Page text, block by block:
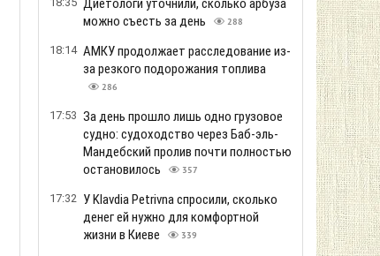
Диетологи уточнили, сколько арбуза
можно съесть за день
288
18:14 АМКУ продолжает расследование из-
за резкого подорожания топлива
286
17:53 За день прошло лишь одно грузовое
судно: судоходство через Баб-эль-
Мандебский пролив почти полностью
остановилось
357
17:32 У Klavdia Petrivna спросили, сколько
денег ей нужно для комфортной
жизни в Киеве
339